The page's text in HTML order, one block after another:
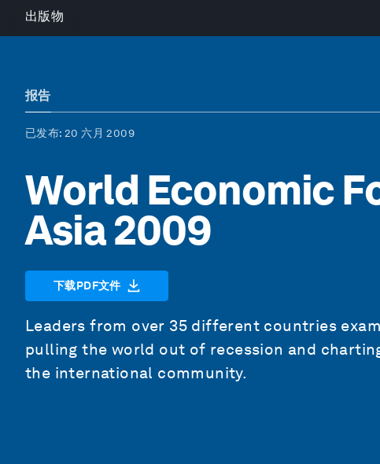
出版物
报告
已发布: 20 六月 2009
World Economic
Asia 2009
下载PDF文件
Leaders from over 35 different countries
pulling the world out of recession and
the international community.